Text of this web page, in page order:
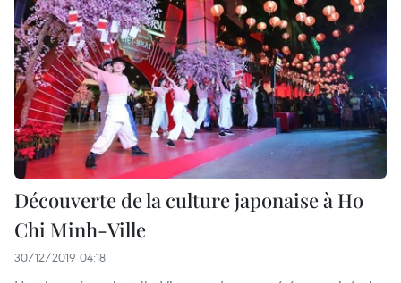
Découverte de la culture japonaise à Ho
Chi Minh-Ville
30/12/2019 04:18